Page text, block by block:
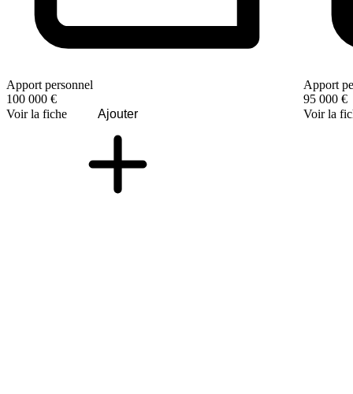
Apport personnel
100 000 €
Voir la fiche
Ajouter
Apport
95 000 €
Voir la